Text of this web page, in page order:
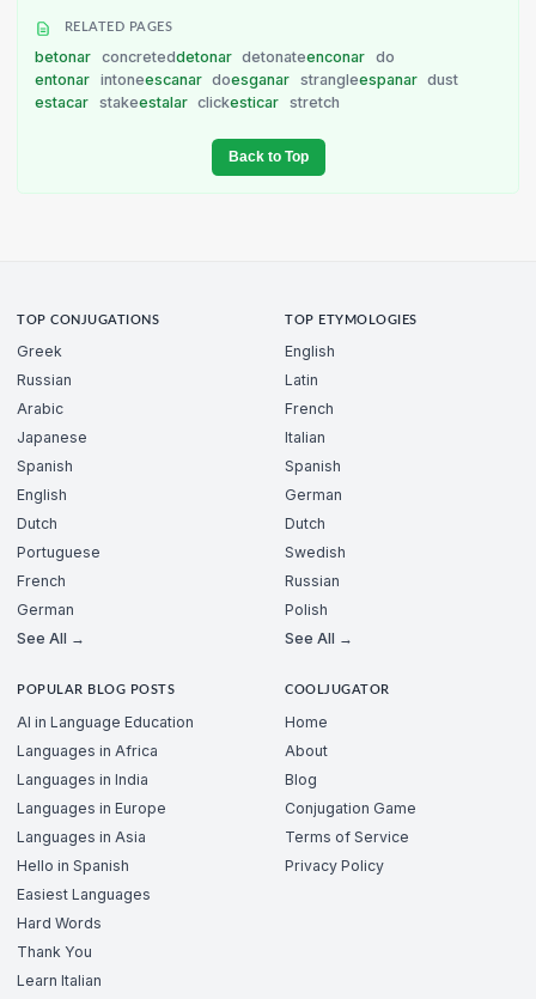
RELATED PAGES
betonar concreteddetonar detonateenconar do
entonar intoneescanar doesganar strangleespanar dust
estacar stakeestalar clickesticar stretch
Back to Top
TOP CONJUGATIONS
Greek
Russian
Arabic
Japanese
Spanish
English
Dutch
Portuguese
French
German
See All →
TOP ETYMOLOGIES
English
Latin
French
Italian
Spanish
German
Dutch
Swedish
Russian
Polish
See All →
POPULAR BLOG POSTS
AI in Language Education
Languages in Africa
Languages in India
Languages in Europe
Languages in Asia
Hello in Spanish
Easiest Languages
Hard Words
Thank You
Learn Italian
COOLJUGATOR
Home
About
Blog
Conjugation Game
Terms of Service
Privacy Policy